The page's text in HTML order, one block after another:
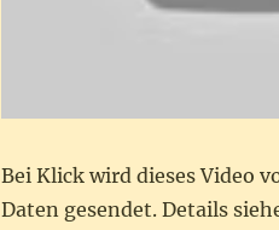
Bei Klick wird dieses Video
Daten gesendet. Details